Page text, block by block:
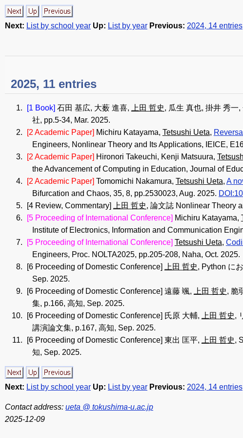
Next: List by school year Up: List by year Previous: 2024, 14 entries
2025, 11 entries
[1 Book] 石田 基広, 大薮 進喜, 上田 哲史, 瓜生 真也, 掛井 秀一
社, pp.5-34, Mar. 2025.
[2 Academic Paper] Michiru Katayama, Tetsushi Ueta,
Engineers, Nonlinear Theory and Its Applications, IEICE,
[2 Academic Paper] Hironori Takeuchi, Kenji Matsuura,
the Advancement of Computing in Education, Journal of
[2 Academic Paper] Tomomichi Nakamura, Tetsushi Ueta, A
Bifurcation and Chaos, 35, 8, pp.2530023, Aug. 2025.
[4 Review, Commentary]
上田 哲史, 論文誌 Nonlinear Theory
[5 Proceeding of International Conference] Michiru Katayama,
Institute of Electronics, Information and Communication
[5 Proceeding of International Conference] Tetsushi Ueta,
Engineers, Proc. NOLTA2025, pp.205-208, Naha, Oct. 2025.
[6 Proceeding of Domestic Conference]
上田 哲史, Python に
Sep. 2025.
[6 Proceeding of Domestic Conference] 遠藤 颯, 上田 哲史, 脆
集, p.166, 高知, Sep. 2025.
[6 Proceeding of Domestic Conference] 氏原 大輔, 上田 哲史,
講演論文集, p.167, 高知, Sep. 2025.
[6 Proceeding of Domestic Conference] 東出 匡平, 上田 哲史,
知, Sep. 2025.
Next: List by school year Up: List by year Previous: 2024, 14 entries
Contact address: ueta @ tokushima-u.ac.jp
2025-12-09